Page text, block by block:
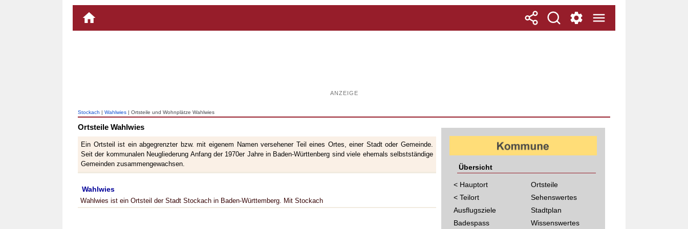
ANZEIGE
Stockach | Wahlwies | Ortsteile und Wohnplätze Wahlwies
Ortsteile Wahlwies
Ein Ortsteil ist ein abgegrenzter bzw. mit eigenem Namen versehener Teil eines Ortes, einer Stadt oder Gemeinde.
Seit der kommunalen Neugliederung Anfang der 1970er Jahre in Baden-Württenberg sind viele ehemals selbstständige
Gemeinden zusammengewachsen.
Wahlwies
Wahlwies ist ein Ortsteil der Stadt Stockach in Baden-Württemberg. Mit Stockach
Übersicht
< Hauptort
< Teilort
Ausflugsziele
Badespass
Ortsteile
Sehenswertes
Stadtplan
Wissenswertes